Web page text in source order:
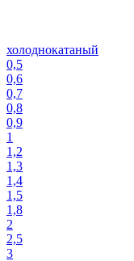
холоднокатаный
0,5
0,6
0,7
0,8
0,9
1
1,2
1,3
1,4
1,5
1,8
2
2,5
3